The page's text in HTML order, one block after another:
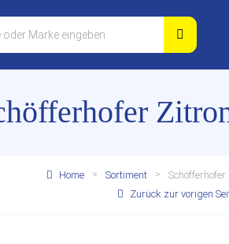
Home Sortiment
Zurück zur vorigen